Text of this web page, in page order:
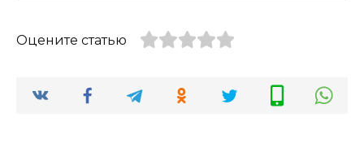
Оцените статью